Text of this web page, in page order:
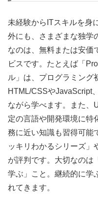
未経験からITスキルを身
外にも、さまざまな独学
なのは、無料または安価
ビスです。たとえば「
ル」は、プログラミング
HTML/CSSやJavaScript
ながら学べます。また、
定の言語や開発環境に特
務に近い知識も習得可能
ッキリわかるシリーズ」
が評判です。大切なのは
学ぶ」こと。継続的に学
れてきます。